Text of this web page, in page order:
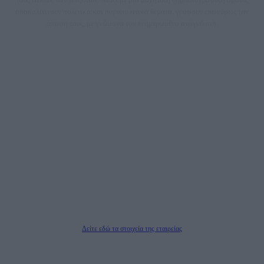
Δείτε εδώ τα στοιχεία της εταιρείας